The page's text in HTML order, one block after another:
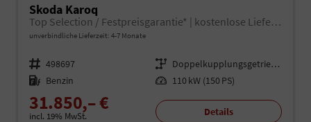
Skoda Karoq
Top Selection / Festpreisgarantie* | kostenlose Lieferung!
unverbindliche Lieferzeit: 4-7 Monate
Fahrzeugnr. 498697 Getriebe
Doppelkupplungsgetriebe (DSG)
Kraftstoff Benzin Leistung 110 kW (150 PS)
31.850,– €
incl. 19% MwSt. Details